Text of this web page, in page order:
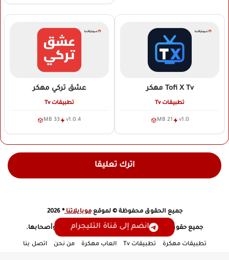
Tofi X Tv مهكر
تطبيقات Tv
v1.0
21 MB
عشق تركي مهكر
تطبيقات Tv
v1.0.4
33 MB
اترك تعليقا
جميع الحقوق محفوظة © لموقعموبايلاتنا® 2026
جميع حقوق التطبيقات والألعاب محفوظة لمطوريها وأصحابها.
تطبيقات مهكرة تطبيقات Tv العاب مهكرة من نحن اتصل بنا
انضم إلى قناة التليجرام